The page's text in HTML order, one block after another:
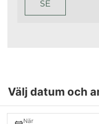
SE
Välj datum och
När